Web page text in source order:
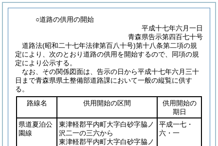
○道路の供用の開始
平成十七年六月一日
青森県告示第四百七十号
道路法(昭和二十七年法律第百八十号)第十八条第二項の規
定により、次のとおり道路の供用を開始するので、同項の規
定により公示する。
なお、その関係図面は、告示の日から平成十七年六月三十
日まで青森県県土整備部道路課において一般の縦覧に供す
る。
路線名
供用開始の区間
供用開始の
期日
県道夏泊公
園線
東津軽郡平内町大字白砂字脇ノ
沢二一の三六から
東津軽郡平内町大字白砂字脇ノ
平成一七・
六・一